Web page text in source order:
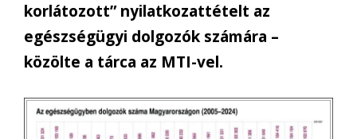
korlátozott” nyilatkozattételt az
egészségügyi dolgozók számára –
közölte a tárca az MTI-vel.